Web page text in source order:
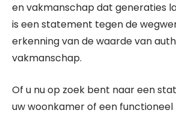
en vakmanschap dat generaties
is een statement tegen de
erkenning van de waarde van
vakmanschap.
Of u nu op zoek bent naar een
uw woonkamer of een